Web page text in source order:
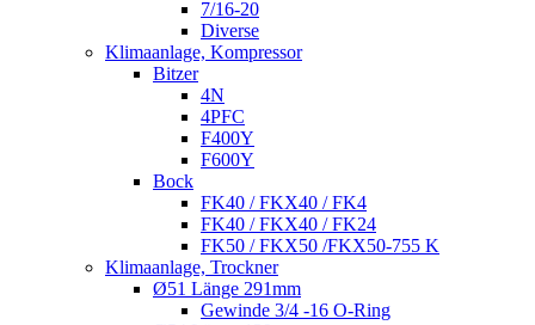
7/16-20
Diverse
Klimaanlage, Kompressor
Bitzer
4N
4PFC
F400Y
F600Y
Bock
FK40 / FKX40 / FK4
FK40 / FKX40 / FK24
FK50 / FKX50 /FKX50-755 K
Klimaanlage, Trockner
Ø51 Länge 291mm
Gewinde 3/4 -16 O-Ring